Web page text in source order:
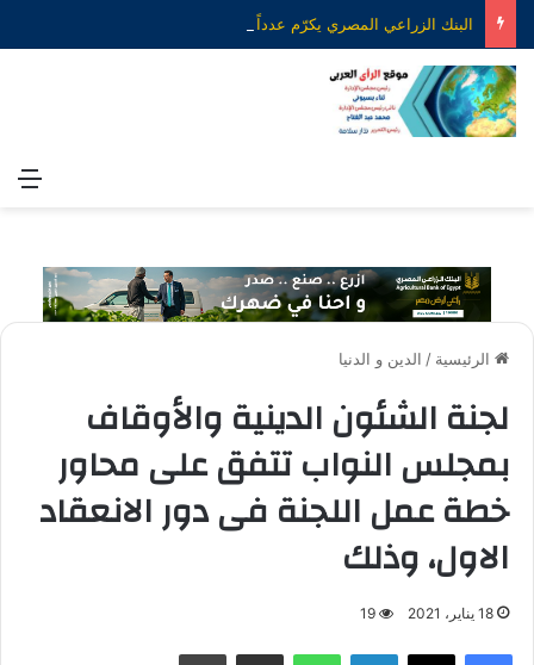
الرئيسية / الدين و الدنيا
لجنة الشئون الدينية والأوقاف
بمجلس النواب تتفق على محاور
خطة عمل اللجنة فى دور الانعقاد
الاول، وذلك
18 يناير، 2021 19
فيسبوك X لينكدإن واتساب مشاركة عبر البريد طباعة